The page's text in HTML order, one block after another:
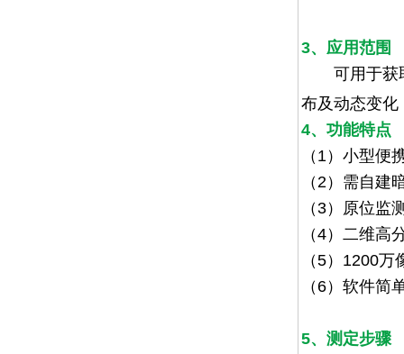
3、应用范围
可用于获取
布及动态变化
4、功能特点
（ 1 ）小型便
（ 2 ）需自建
（3）原位监
（4） 二维高
（5） 1200万
（ 6）软件简
5、测定步骤